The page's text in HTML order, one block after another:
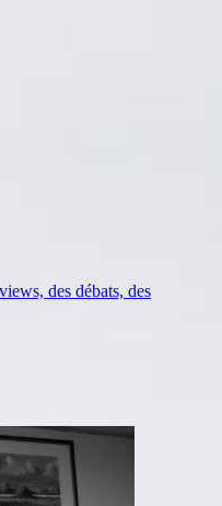
des débats, des